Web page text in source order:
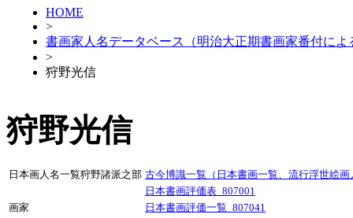
HOME
>
書画家人名データベース（明治大正期書画家番付によ
>
狩野光信
狩野光信
日本画人名一覧狩野諸派之部 古今博識一覧（日本書画一覧、流行浮世絵画
日本書画評価表_807001
画家
日本書画評価一覧_807041